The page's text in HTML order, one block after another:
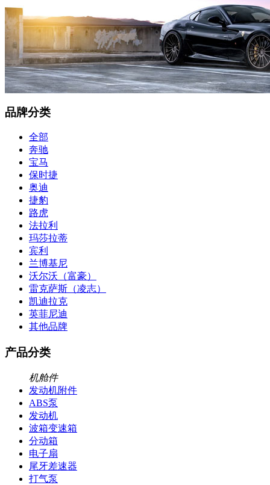
品牌分类
全部
奔驰
宝马
保时捷
奥迪
捷豹
路虎
法拉利
玛莎拉蒂
宾利
兰博基尼
沃尔沃（富豪）
雷克萨斯（凌志）
凯迪拉克
英菲尼迪
其他品牌
产品分类
机舱件
发动机附件
ABS泵
发动机
波箱变速箱
分动箱
电子扇
尾牙差速器
打气泵